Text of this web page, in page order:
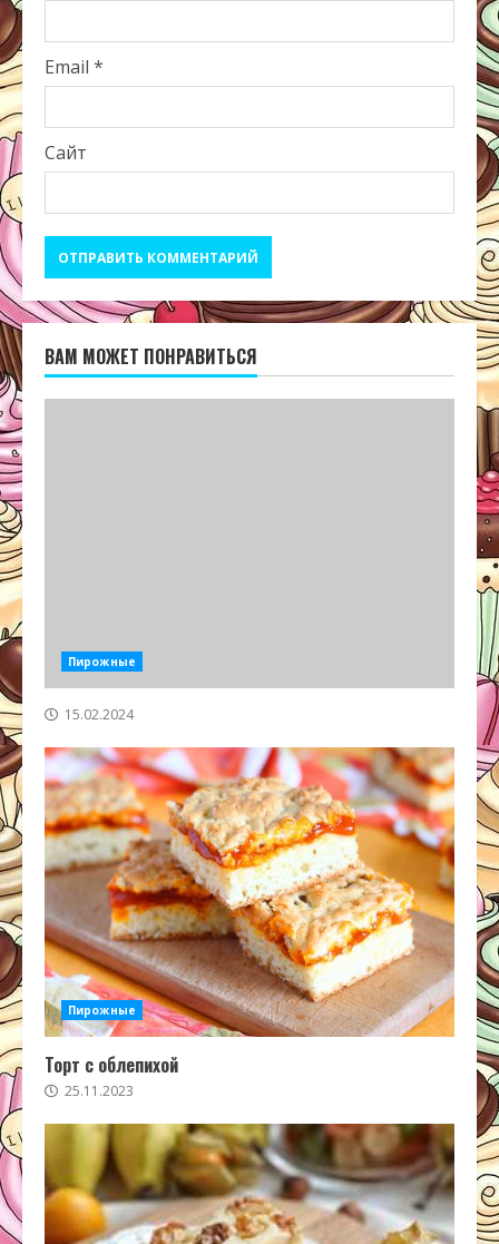
Email *
Сайт
ВАМ МОЖЕТ ПОНРАВИТЬСЯ
Пирожные
15.02.2024
Пирожные
Торт с облепихой
25.11.2023